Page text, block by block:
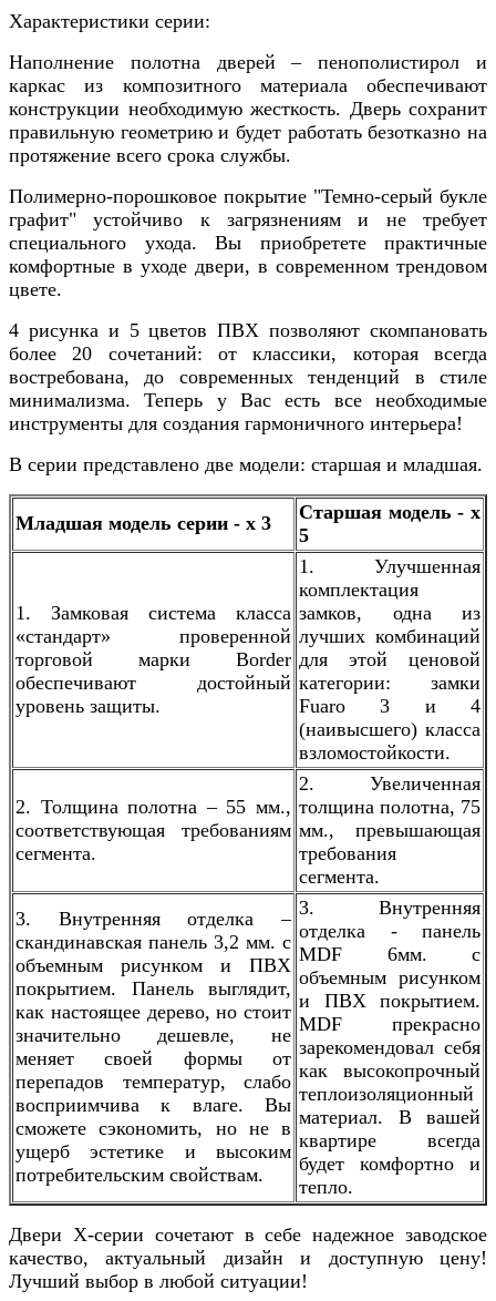
Характеристики серии:
Наполнение полотна дверей – пенополистирол и
каркас из композитного материала обеспечивают
конструкции необходимую жесткость. Дверь сохранит
правильную геометрию и будет работать безотказно на
протяжение всего срока службы.
Полимерно-порошковое покрытие "Темно-серый букле
графит" устойчиво к загрязнениям и не требует
специального ухода. Вы приобретете практичные
комфортные в уходе двери, в современном трендовом
цвете.
4 рисунка и 5 цветов ПВХ позволяют скомпановать
более 20 сочетаний: от классики, которая всегда
востребована, до современных тенденций в стиле
минимализма. Теперь у Вас есть все необходимые
инструменты для создания гармоничного интерьера!
В серии представлено две модели: старшая и младшая.
Младшая модель серии - х 3
Старшая модель - х
5
1. Замковая система класса
«стандарт» проверенной
торговой марки Border
обеспечивают достойный
уровень защиты.
1. Улучшенная
комплектация
замков, одна из
лучших комбинаций
для этой ценовой
категории: замки
Fuaro 3 и 4
(наивысшего) класса
взломостойкости.
2. Толщина полотна – 55 мм.,
соответствующая требованиям
сегмента.
2. Увеличенная
толщина полотна, 75
мм., превышающая
требования
сегмента.
3. Внутренняя отделка –
скандинавская панель 3,2 мм. с
объемным рисунком и ПВХ
покрытием. Панель выглядит,
как настоящее дерево, но стоит
значительно дешевле, не
меняет своей формы от
перепадов температур, слабо
восприимчива к влаге. Вы
сможете сэкономить, но не в
ущерб эстетике и высоким
потребительским свойствам.
3. Внутренняя
отделка - панель
MDF 6мм. с
объемным рисунком
и ПВХ покрытием.
MDF прекрасно
зарекомендовал себя
как высокопрочный
теплоизоляционный
материал. В вашей
квартире всегда
будет комфортно и
тепло.
Двери Х-серии сочетают в себе надежное заводское
качество, актуальный дизайн и доступную цену!
Лучший выбор в любой ситуации!